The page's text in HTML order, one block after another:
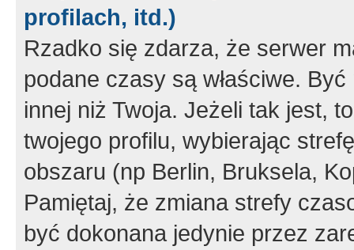
profilach, itd.)
Rzadko się zdarza, że serwer
podane czasy są właściwe.
innej niż Twoja. Jeżeli tak jest,
twojego profilu, wybierając
obszaru (np Berlin, Bruksela,
Pamiętaj, że zmiana strefy
być dokonana jedynie przez